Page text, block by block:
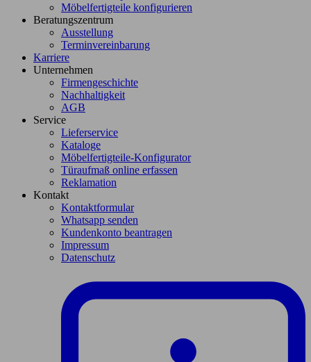
Möbelfertigteile konfigurieren
Beratungszentrum
Ausstellung
Terminvereinbarung
Karriere
Unternehmen
Firmengeschichte
Nachhaltigkeit
AGB
Service
Lieferservice
Kataloge
Möbelfertigteile-Konfigurator
Türaufmaß online erfassen
Reklamation
Kontakt
Kontaktformular
Whatsapp senden
Kundenkonto beantragen
Impressum
Datenschutz